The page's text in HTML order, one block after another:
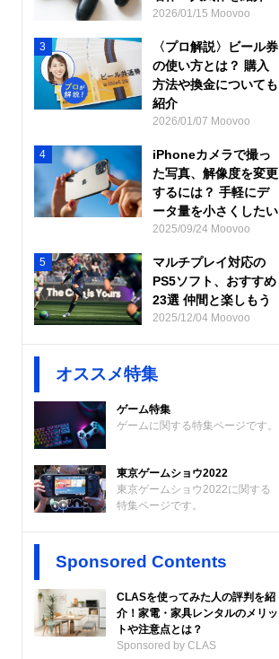
2026/01/15 Moovoo
3
〈プロ解説〉ビール券
の使い方とは？ 購入
方法や換金についても
紹介
2026/01/07 Moovoo
4
iPhoneカメラで撮っ
た写真、解像度を変更
するには？ 手軽にデ
ータ量を小さくしたい
2025/09/24 Moovoo
5
マルチプレイ対応の
PS5ソフト、おすすめ
23選 仲間と楽しもう
2025/12/04 Moovoo
オススメ特集
ゲーム特集
ゲームに関する特集ページです。
東京ゲームショウ2022
東京ゲームショウ2022に関する
特集ページです。
Sponsored Contents
CLASを使ってみた人の評判を紹
介！家電・家具レンタルのメリッ
トや注意点とは？
Sponsored by CLAS